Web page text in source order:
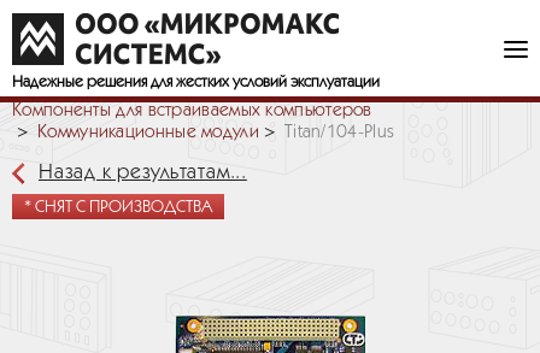
Надежные решения для жестких условий эксплуатации
Компоненты для встраиваемых компьютеров
Коммуникационные модули
Titan/104-Plus
Назад к результатам...
* СНЯТ С ПРОИЗВОДСТВА